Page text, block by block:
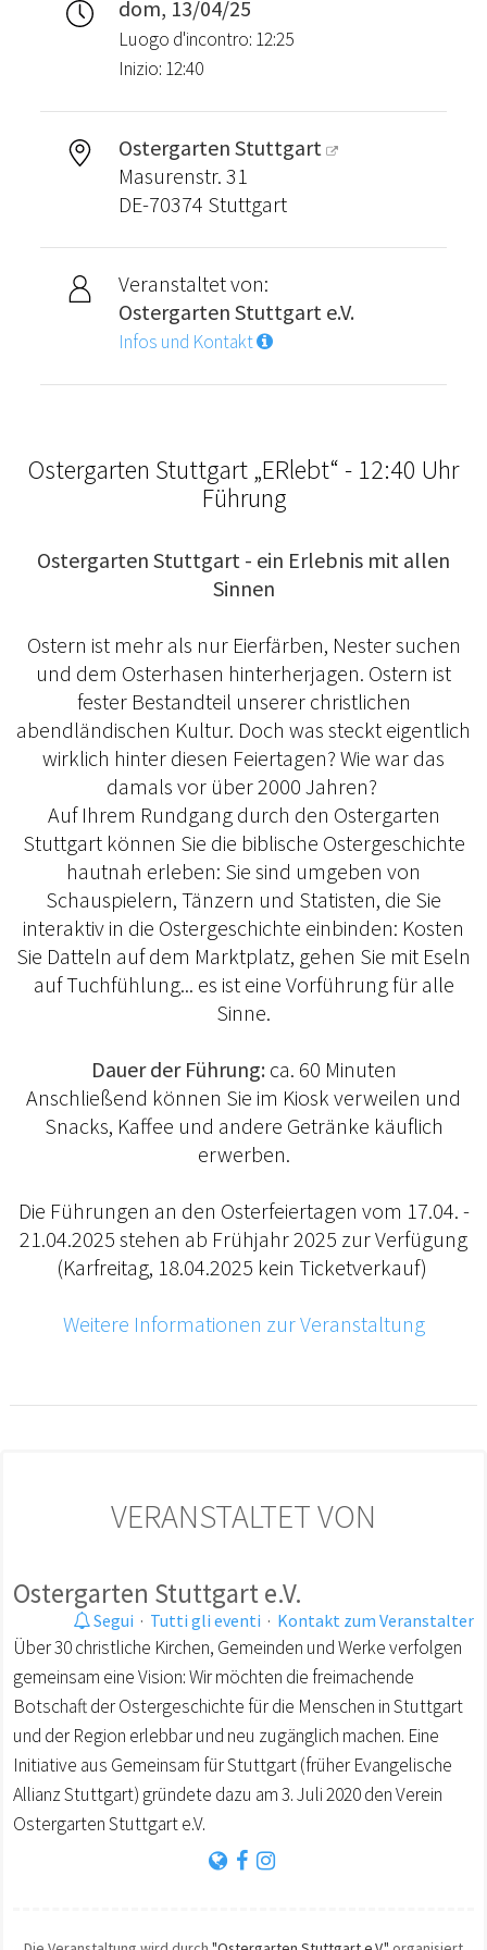
dom, 13/04/25
Luogo d'incontro: 12:25
Inizio: 12:40
Ostergarten Stuttgart
Masurenstr. 31
DE-70374 Stuttgart
Veranstaltet von:
Ostergarten Stuttgart e.V.
Infos und Kontakt
Ostergarten Stuttgart „ERlebt“ - 12:40 Uhr
Führung
Ostergarten Stuttgart - ein Erlebnis mit allen
Sinnen
Ostern ist mehr als nur Eierfärben, Nester suchen
und dem Osterhasen hinterherjagen. Ostern ist
fester Bestandteil unserer christlichen
abendländischen Kultur. Doch was steckt eigentlich
wirklich hinter diesen Feiertagen? Wie war das
damals vor über 2000 Jahren?
Auf Ihrem Rundgang durch den Ostergarten
Stuttgart können Sie die biblische Ostergeschichte
hautnah erleben: Sie sind umgeben von
Schauspielern, Tänzern und Statisten, die Sie
interaktiv in die Ostergeschichte einbinden: Kosten
Sie Datteln auf dem Marktplatz, gehen Sie mit Eseln
auf Tuchfühlung... es ist eine Vorführung für alle
Sinne.
Dauer der Führung:ca. 60 Minuten
Anschließend können Sie im Kiosk verweilen und
Snacks, Kaffee und andere Getränke käuflich
erwerben.
Die Führungen an den Osterfeiertagen vom 17.04. -
21.04.2025 stehen ab Frühjahr 2025 zur Verfügung
(Karfreitag, 18.04.2025 kein Ticketverkauf)
Weitere Informationen zur Veranstaltung
VERANSTALTET VON
Ostergarten Stuttgart e.V.
Segui · Tutti gli eventi · Kontakt zum Veranstalter
Über 30 christliche Kirchen, Gemeinden und Werke verfolgen
gemeinsam eine Vision: Wir möchten die freimachende
Botschaft der Ostergeschichte für die Menschen in Stuttgart
und der Region erlebbar und neu zugänglich machen. Eine
Initiative aus Gemeinsam für Stuttgart (früher Evangelische
Allianz Stuttgart) gründete dazu am 3. Juli 2020 den Verein
Ostergarten Stuttgart e.V.